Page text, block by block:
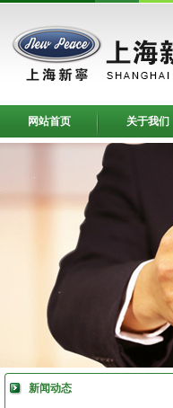
网站首页 关于我们
新闻动态